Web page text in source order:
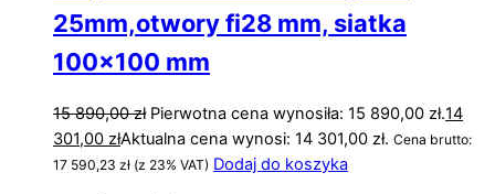
25mm,otwory fi28 mm, siatka
100×100 mm
15 890,00zł Pierwotna cena wynosiła: 15 890,00 zł.14
301,00 złAktualna cena wynosi: 14 301,00 zł. Cena brutto:
17 590,23 zł (z 23% VAT) Dodaj do koszyka